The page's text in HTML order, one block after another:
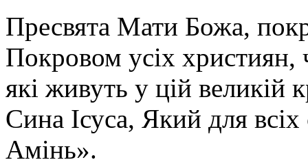
Пресвята Мати Божа,
Покровом усіх християн,
які живуть у цій великій
Сина Ісуса, Який для
Амінь».